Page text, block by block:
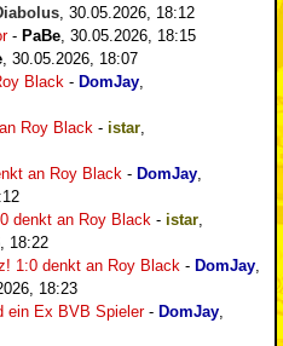
30.05.2026, 18:12
- PaBe 30.05.2026, 18:15
30.05.2026, 18:07
Black - DomJay
Roy Black - istar
an Roy Black - DomJay
denkt an Roy Black - istar
18:22
1:0 denkt an Roy Black - DomJay
18:23
ein Ex BVB Spieler- DomJay